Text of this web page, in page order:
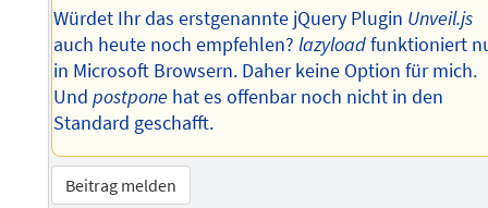
Würdet Ihr das erstgenannte jQuery Plugin Unveil.js
auch heute noch empfehlen?lazyloadfunktioniert
in Microsoft Browsern. Daher keine Option für mich.
Undpostpone hat es offenbar noch nicht in den
Standard geschafft.
Beitrag melden